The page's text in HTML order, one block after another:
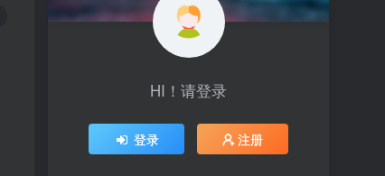
HI！请登录
登录 注册